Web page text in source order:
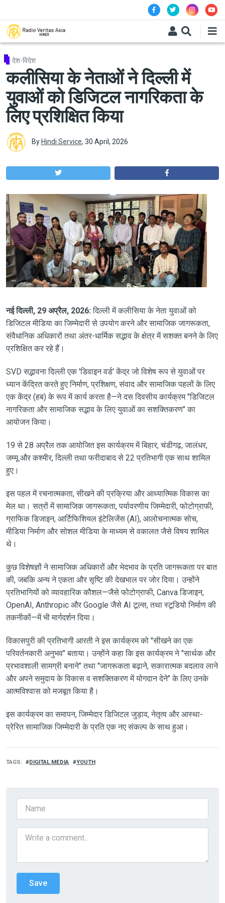
देश-विदेश
कलीसिया के नेताओं ने दिल्ली में
युवाओं को डिजिटल नागरिकता के
लिए प्रशिक्षित किया
By Hindi Service, 30 April, 2026
नई दिल्ली, 29 अप्रैल, 2026: दिल्ली में कलीसिया के नेता युवाओं को
डिजिटल मीडिया का जिम्मेदारी से उपयोग करने और सामाजिक जागरूकता,
संवैधानिक अधिकारों तथा अंतर-धार्मिक सद्भाव के क्षेत्र में सशक्त बनने के लिए
प्रशिक्षित कर रहे हैं।
SVD सद्भावना दिल्ली एक 'डिवाइन वर्ड' केंद्र जो विशेष रूप से युवाओं पर
ध्यान केंद्रित करते हुए निर्माण, प्रशिक्षण, संवाद और सामाजिक पहलों के लिए
एक केंद्र (हब) के रूप में कार्य करता है—ने दस दिवसीय कार्यक्रम "डिजिटल
नागरिकता और सामाजिक सद्भाव के लिए युवाओं का सशक्तिकरण" का
आयोजन किया।
19 से 28 अप्रैल तक आयोजित इस कार्यक्रम में बिहार, चंडीगढ़, जालंधर,
जम्मू और कश्मीर, दिल्ली तथा फरीदाबाद से 22 प्रतिभागी एक साथ शामिल
हुए।
इस पहल में रचनात्मकता, सीखने की प्रक्रिया और आध्यात्मिक विकास का
मेल था। सत्रों में सामाजिक जागरूकता, पर्यावरणीय जिम्मेदारी, फोटोग्राफी,
ग्राफिक डिजाइन, आर्टिफिशियल इंटेलिजेंस (AI), आलोचनात्मक सोच,
मीडिया निर्माण और सोशल मीडिया के माध्यम से वकालत जैसे विषय शामिल
थे।
कुछ विशेषज्ञों ने सामाजिक अधिकारों और भेदभाव के प्रति जागरूकता पर बात
की, जबकि अन्य ने एकता और सृष्टि की देखभाल पर जोर दिया। उन्होंने
प्रतिभागियों को व्यावहारिक कौशल—जैसे फोटोग्राफी, Canva डिजाइन,
OpenAI, Anthropic और Google जैसे AI टूल्स, तथा स्टूडियो निर्माण की
तकनीकों—में भी मार्गदर्शन दिया।
विकासपुरी की प्रतिभागी आरती ने इस कार्यक्रम को "सीखने का एक
परिवर्तनकारी अनुभव" बताया। उन्होंने कहा कि इस कार्यक्रम ने "सार्थक और
प्रभावशाली सामग्री बनाने" तथा "जागरूकता बढ़ाने, सकारात्मक बदलाव लाने
और अपने समुदाय के विकास व सशक्तिकरण में योगदान देने" के लिए उनके
आत्मविश्वास को मजबूत किया है।
इस कार्यक्रम का समापन, जिम्मेदार डिजिटल जुड़ाव, नेतृत्व और आस्था-
प्रेरित सामाजिक जिम्मेदारी के प्रति एक नए संकल्प के साथ हुआ।
TAGS DIGITAL MEDIA YOUTH